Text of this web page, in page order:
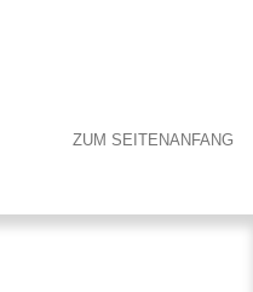
ZUM SEITENANFANG